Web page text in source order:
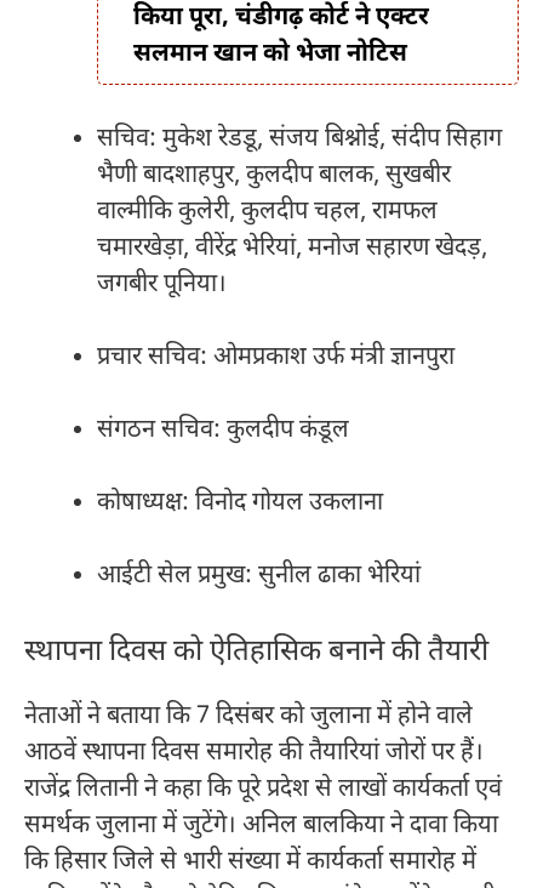
किया पूरा, चंडीगढ़ कोर्ट ने एक्टर
सलमान खान को भेजा नोटिस
सचिव: मुकेश रेडडू, संजय बिश्नोई, संदीप सिहाग
भैणी बादशाहपुर, कुलदीप बालक, सुखबीर
वाल्मीकि कुलेरी, कुलदीप चहल, रामफल
चमारखेड़ा, वीरेंद्र भेरियां, मनोज सहारण खेदड़,
जगबीर पूनिया।
प्रचार सचिव: ओमप्रकाश उर्फ मंत्री ज्ञानपुरा
संगठन सचिव: कुलदीप कंडूल
कोषाध्यक्ष: विनोद गोयल उकलाना
आईटी सेल प्रमुख: सुनील ढाका भेरियां
स्थापना दिवस को ऐतिहासिक बनाने की तैयारी
नेताओं ने बताया कि 7 दिसंबर को जुलाना में होने वाले
आठवें स्थापना दिवस समारोह की तैयारियां जोरों पर हैं।
राजेंद्र लितानी ने कहा कि पूरे प्रदेश से लाखों कार्यकर्ता एवं
समर्थक जुलाना में जुटेंगे। अनिल बालकिया ने दावा किया
कि हिसार जिले से भारी संख्या में कार्यकर्ता समारोह में